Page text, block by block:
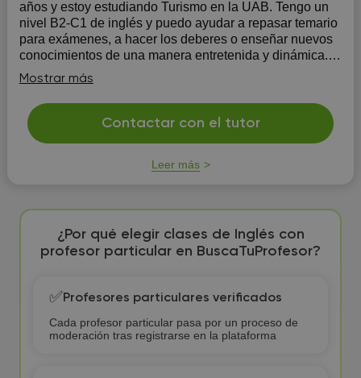
años y estoy estudiando Turismo en la UAB. Tengo un
nivel B2-C1 de inglés y puedo ayudar a repasar temario
para exámenes, a hacer los deberes o enseñar nuevos
conocimientos de una manera entretenida y dinámica.
Soy muy paciente y explico de una forma clara con
métodos divertidos.
Mostrar más
Contactar con el tutor
Leer más
¿Por qué elegir clases de Inglés con
profesor particular en BuscaTuProfesor?
✅Profesores particulares verificados
Cada profesor particular pasa por un proceso de
moderación tras registrarse en la plataforma